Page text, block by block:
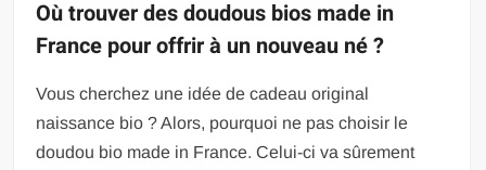
Où trouver des doudous bios made in
France pour offrir à un nouveau né ?
Vous cherchez une idée de cadeau original
naissance bio ? Alors, pourquoi ne pas choisir le
doudou bio made in France. Celui-ci va sûrement